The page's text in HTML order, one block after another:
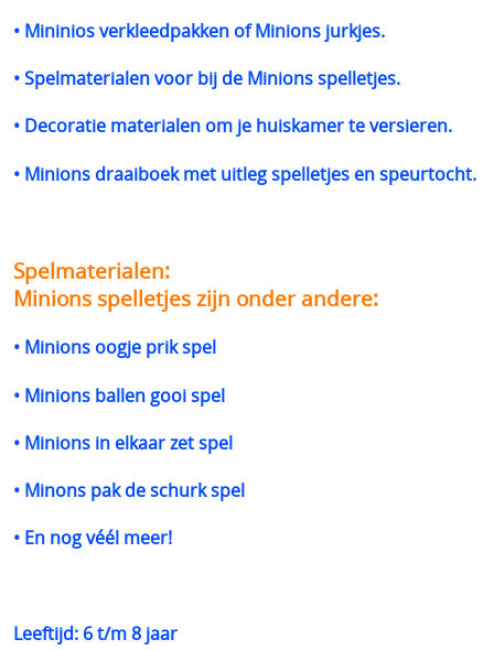
• Mininios verkleedpakken of Minions jurkjes.
• Spelmaterialen voor bij de Minions spelletjes.
• Decoratie materialen om je huiskamer te versieren.
• Minions draaiboek met uitleg spelletjes en speurtocht.
Spelmaterialen:
Minions spelletjes zijn onder andere:
• Minions oogje prik spel
• Minions ballen gooi spel
• Minions in elkaar zet spel
• Minons pak de schurk spel
• En nog véél meer!
Leeftijd: 6 t/m 8 jaar